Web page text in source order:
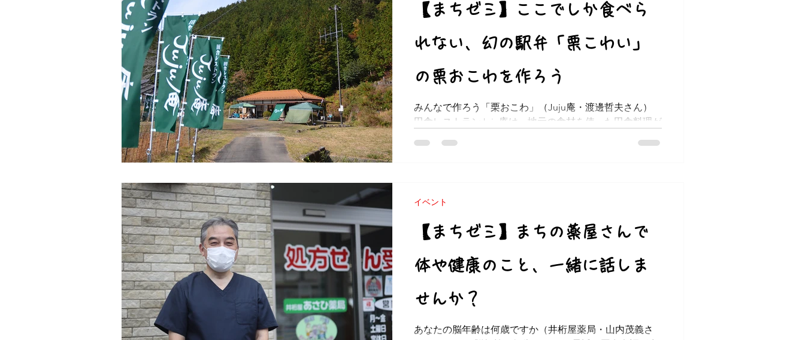
【まちゼミ】ここでしか食べら
れない、幻の駅弁「栗こわい」
の栗おこわを作ろう
みんなで作ろう「栗おこわ」（Juju庵・渡邊哲夫さん）
田舎レストランJuju庵は、地元の食材を使った田舎料理が
【まちゼミ】まちの薬屋さんで
体や健康のこと、一緒に話しま
せんか？
あなたの脳年齢は何歳ですか（井桁屋薬局・山内茂義さ
イベント